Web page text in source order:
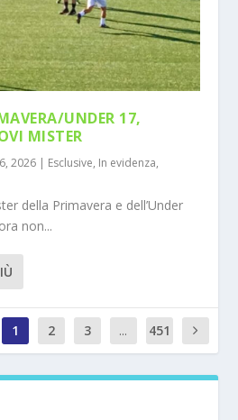
UNDER 17,
MISTER
2026 | Esclusive, In evidenza,
della Primavera e dell’Under
non...
1 2 3 ...
451
0